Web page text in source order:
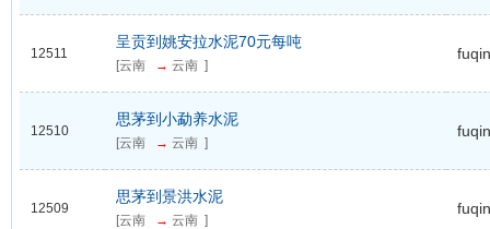
12511
呈贡到姚安拉水泥70元每吨
[云南 → 云南 ]
12510
思茅到小勐养水泥
[云南 → 云南 ]
12509
思茅到景洪水泥
[云南 → 云南 ]